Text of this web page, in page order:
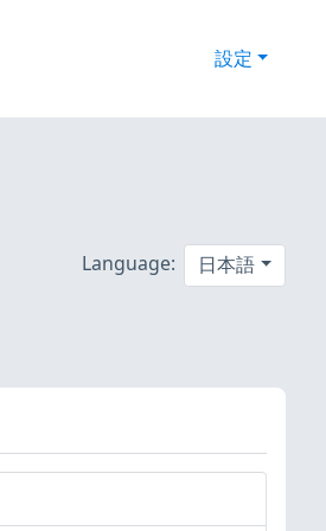
設定
Language: 日本語